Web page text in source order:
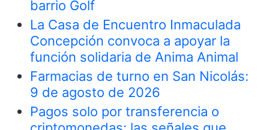
barrio Golf
La Casa de Encuentro Inmaculada
Concepción convoca a apoyar la
función solidaria de Anima Animal
Farmacias de turno en San Nicolás:
9 de agosto de 2026
Pagos solo por transferencia o